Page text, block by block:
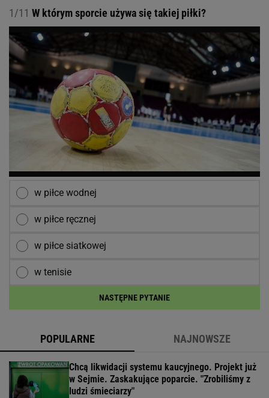
1/11 W którym sporcie używa się takiej piłki?
w piłce wodnej
w piłce ręcznej
w piłce siatkowej
w tenisie
NASTĘPNE PYTANIE
POPULARNE NAJNOWSZE
Chcą likwidacji systemu kaucyjnego. Projekt już
w Sejmie. Zaskakujące poparcie. "Zrobiliśmy z
ludzi śmieciarzy"